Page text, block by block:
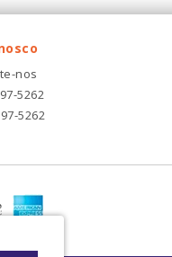
nos
5262
5262